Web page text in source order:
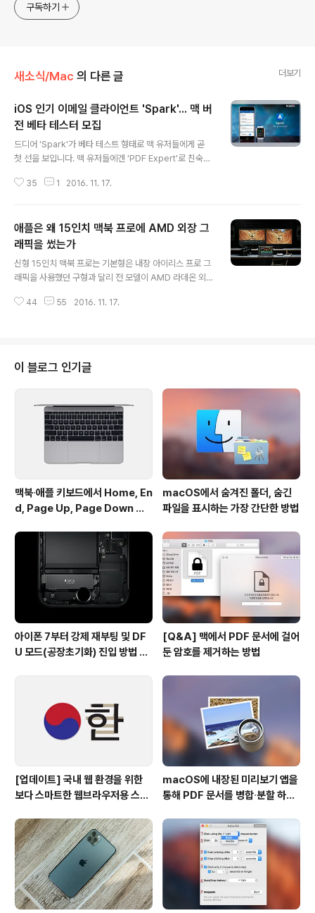
구독하기
새소식/Mac 의 다른 글 더보기
iOS 인기 이메일 클라이언트 'Spark'... 맥 버
전 베타 테스터 모집
드디어 'Spark'가 베타 테스트 형태로 맥 유저들에게 곧
첫 선을 보입니다. 맥 유저들에겐 'PDF Expert'로 친숙한
제작사가 맥 버전 개발에 착수했다는 소식 전해드렸는데,
롭박스가 'MailBox' 개발을 중단하면서 여러 제작사가 그
자리를 꿰 차기 위한 치열한 신경전을 벌이고 있는데요. 가
장 많은 주목을 받았던 메일앱 가운데 하나가 Readle의 S
park입니다. 맥 버전에 앞서 iOS 버전이 먼저 출시됐는데
국내외 iOS 유저들로부터 좋은 평가를 받고 있죠. 어느 정
도 인지도 있는 iOS용 메일 앱 중에서 거의 유일하게 ..
35 1 2016. 11. 17.
애플은 왜 15인치 맥북 프로에 AMD 외장 그
래픽을 썼는가
신형 15인치 맥북 프로는 기본형은 내장 아이리스 프로 그
래픽을 사용했던 구형과 달리 전 모델이 AMD 라데온 외장
본 가격을 올리게 된 요소 중 하나로 지적받고 있는 상황인
의 5K 모니터를 맥북 프로에 연결할 때, 실제로는 두 화상
을 묶어서 하나의 화상으로 보이게 한다. 이건 인텔의 GP
U나 거의 모든 모니터가 지원하는 디스플레이포트 1.2 스
펙은 5K 해상도를 60Hz로 보낼 수 있는 대역폭이 충분하
지 않기 때문이다. 이건 곧 메인스트림이 될 디스플레이포
트 1.3에서 바..
44 55 2016. 11. 17.
이 블로그 인기글
맥북∙애플 키보드에서 Home, En
d, Page Up, Page Down 키
macOS에서 숨겨진 폴더, 숨긴
파일을 표시하는 가장 간단한 방법
아이폰 7부터 강제 재부팅 및 DF
U 모드(공장초기화) 진입 방법 변
[Q&A] 맥에서 PDF 문서에 걸어
둔 암호를 제거하는 방법
[업데이트] 국내 웹 환경을 위한
보다 스마트한 웹브라우저용 스타
macOS에 내장된 미리보기 앱을
통해 PDF 문서를 병합∙분할 하는